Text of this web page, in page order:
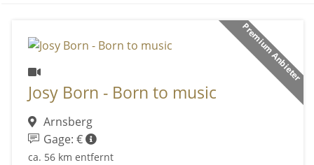
Premium Anbieter
Josy Born - Born to music
Arnsberg
Gage: €
ca. 56 km entfernt